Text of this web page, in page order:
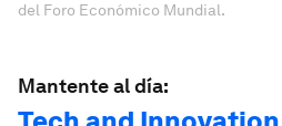
del Foro Económico Mundial.
Mantente al día: